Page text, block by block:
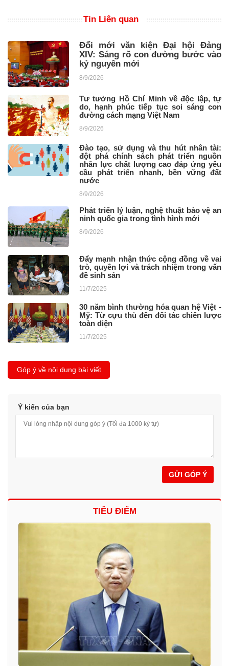
Tin Liên quan
Đổi mới văn kiện Đại hội Đảng
XIV: Sáng rõ con đường bước vào
kỷ nguyên mới
8/9/2026
Tư tưởng Hồ Chí Minh về độc lập, tự
do, hạnh phúc tiếp tục soi sáng con
đường cách mạng Việt Nam ​
8/9/2026
Đào tạo, sử dụng và thu hút nhân tài:
đột phá chính sách phát triển nguồn
nhân lực chất lượng cao đáp ứng yêu
cầu phát triển nhanh, bền vững đất
nước
8/9/2026
Phát triển lý luận, nghệ thuật bảo vệ an
ninh quốc gia trong tình hình mới
8/9/2026
Đẩy mạnh nhận thức cộng đồng về vai
trò, quyền lợi và trách nhiệm trong vấn
đề sinh sản
11/7/2025
30 năm bình thường hóa quan hệ Việt -
Mỹ: Từ cựu thù đến đối tác chiến lược
toàn diện
11/7/2025
Góp ý về nội dung bài viết
Ý kiến của bạn
GỬI GÓP Ý
TIÊU ĐIỂM